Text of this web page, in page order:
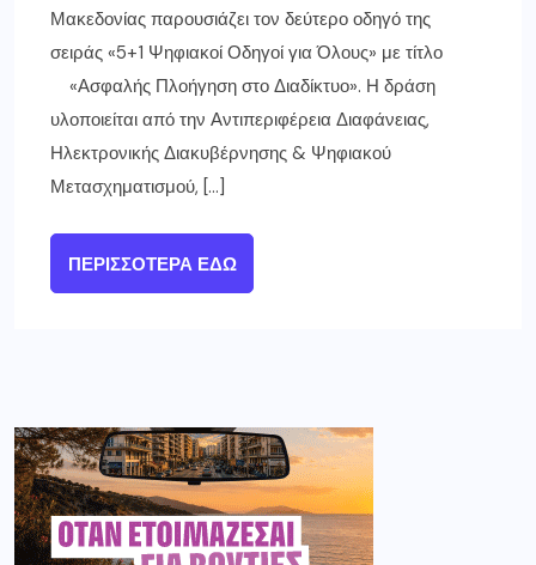
Μακεδονίας παρουσιάζει τον δεύτερο οδηγό της
σειράς «5+1 Ψηφιακοί Οδηγοί για Όλους» με τίτλο
«Ασφαλής Πλοήγηση στο Διαδίκτυο». Η δράση
υλοποιείται από την Αντιπεριφέρεια Διαφάνειας,
Ηλεκτρονικής Διακυβέρνησης & Ψηφιακού
Μετασχηματισμού, […]
ΠΕΡΙΣΣΌΤΕΡΑ ΕΔΏ